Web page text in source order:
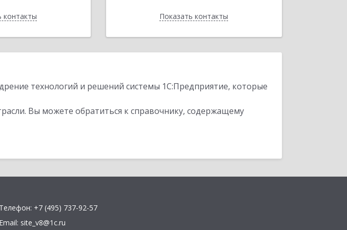
контакты Показать контакты
Назад
технологий и решений системы 1С:Предприятие, которые
Вы можете обратиться к справочнику, содержащему
Телефон: +7 (495) 737-92-57
Email: site_v8@1c.ru